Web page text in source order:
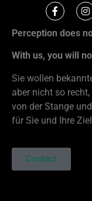
Perception does
With us, you will
Sie wollen
aber nicht so
von der Stange
für Sie und Ihre
Contact